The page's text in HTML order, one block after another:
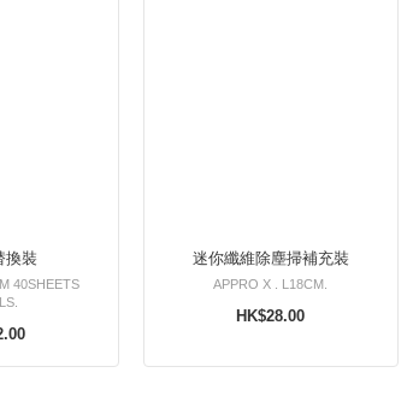
換裝
40SHEETS
迷你纖維除塵掃補充裝
APPRO X . L18CM.
HK$28.00